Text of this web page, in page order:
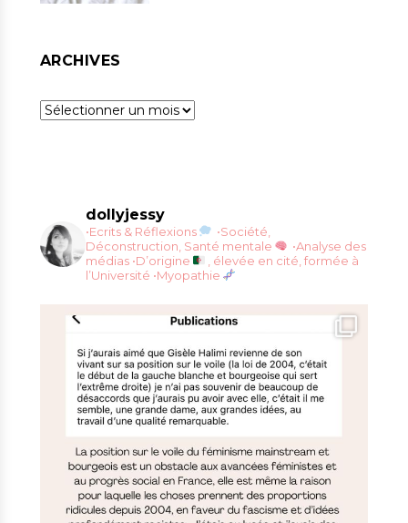
ARCHIVES
Archives
dollyjessy
•Ecrits & Réflexions
•Société,
Déconstruction, Santé mentale
•Analyse des
médias •D’origine
, élevée en cité, formée à
l’Université •Myopathie